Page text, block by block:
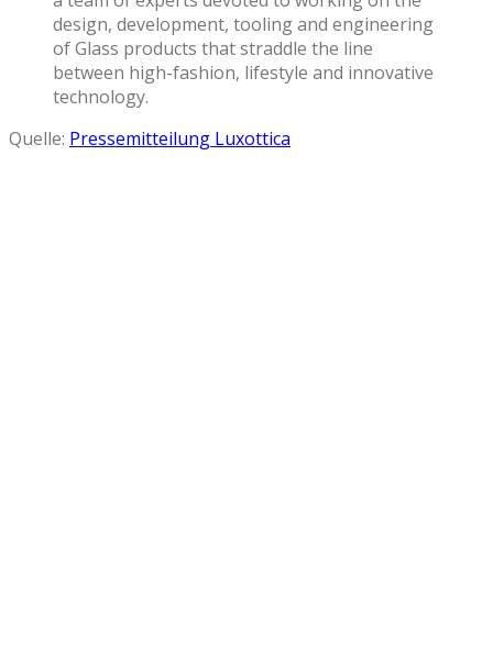
design, development, tooling and engineering
of Glass products that straddle the line
between high-fashion, lifestyle and innovative
technology.
Quelle: Pressemitteilung Luxottica